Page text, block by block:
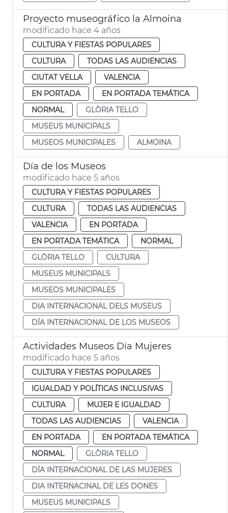
Proyecto museográfico la Almoina
modificado hace 4 años
CULTURA Y FIESTAS POPULARES
CULTURA
TODAS LAS AUDIENCIAS
CIUTAT VELLA
VALENCIA
EN PORTADA
EN PORTADA TEMÁTICA
NORMAL
GLÒRIA TELLO
MUSEUS MUNICIPALS
MUSEOS MUNICIPALES
ALMOINA
Día de los Museos
modificado hace 5 años
CULTURA Y FIESTAS POPULARES
CULTURA
TODAS LAS AUDIENCIAS
VALENCIA
EN PORTADA
EN PORTADA TEMÁTICA
NORMAL
GLÒRIA TELLO
CULTURA
MUSEUS MUNICIPALS
MUSEOS MUNICIPALES
DIA INTERNACIONAL DELS MUSEUS
DÍA INTERNACIONAL DE LOS MUSEOS
Actividades Museos Dia Mujeres
modificado hace 5 años
CULTURA Y FIESTAS POPULARES
IGUALDAD Y POLÍTICAS INCLUSIVAS
CULTURA
MUJER E IGUALDAD
TODAS LAS AUDIENCIAS
VALENCIA
EN PORTADA
EN PORTADA TEMÁTICA
NORMAL
GLÒRIA TELLO
DÍA INTERNACIONAL DE LAS MUJERES
DIA INTERNACINAL DE LES DONES
MUSEUS MUNICIPALS